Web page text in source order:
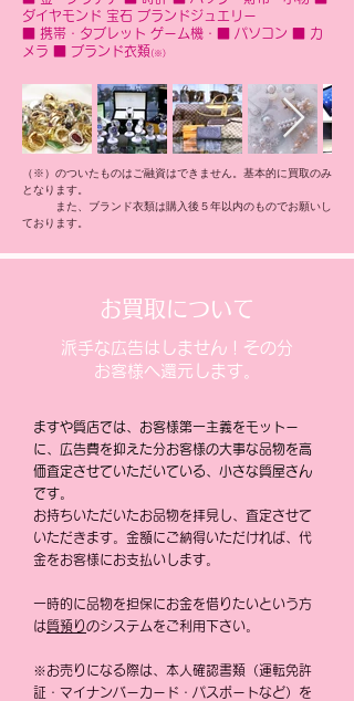
ダイヤモンド 宝石 ブランドジュエリー
■ 携帯・タブレット ゲーム機・■ パソコン ■ カ
メラ ■ ブランド衣類 (※)
（※）のついたものはご融資はできません。基本的に買取のみ
となります。
また、ブランド衣類は購入後５年以内のものでお願いし
ております。
お買取について
派手な広告はしません！その分
お客様へ還元します。
​ますや質店では、お客様第一主義をモットー
に、広告費を抑えた分お客様の大事な品物を高
価査定させていただいている、小さな質屋さん
です。
お持ちいただいたお品物を拝見し、査定させて
いただきます。金額にご納得いただければ、代
金をお客様にお支払いします。
一時的に品物を担保にお金を借りたいという方
は質預りのシステムをご利用下さい。
※お売りになる際は、本人確認書類（運転免許
証・マイナンバーカード・パスポートなど）を